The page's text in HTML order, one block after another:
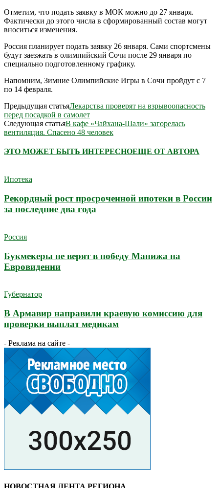
Отметим, что подать заявку в МОК можно до 27 января.
Фактически до этого числа в сформированный состав могут
вноситься изменения.
Россия планирует подать заявку 26 января. Сами спортсмены
будут заезжать в олимпийский Сочи после 29 января по
специально подготовленному графику.
Напомним, Зимние Олимпийские Игры в Сочи пройдут с 7
по 14 февраля.
Предыдущая статьяЛекарства проверят на взрывоопасность
перед посадкой в самолет
Следующая статьяВ кафе «Чайхана-Шали» загорелась
вентиляция. Спасено 48 человек
ЭТО МОЖЕТ БЫТЬ ИНТЕРЕСНОЕЩЕ ОТ АВТОРА
Ипотека
Рекордный рост просроченной ипотеки в России
за последние два года
Россия
Букмекеры не верят в победу Манижа на
Евровидении
Губернатор
В Армавир направили краевую комиссию для
проверки выплат медикам
- Реклама на сайте -
НОВОСТНАЯ ЛЕНТА РЕГИОНА